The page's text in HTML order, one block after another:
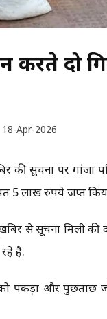
दो
18-Apr-2026
की सुचना पर गांजा
5 लाख रुपये जप्त
से सूचना मिली की
है.
पकड़ा और पुछताछ